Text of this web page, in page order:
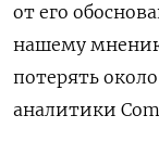
от его
нашему
потерять
аналитики